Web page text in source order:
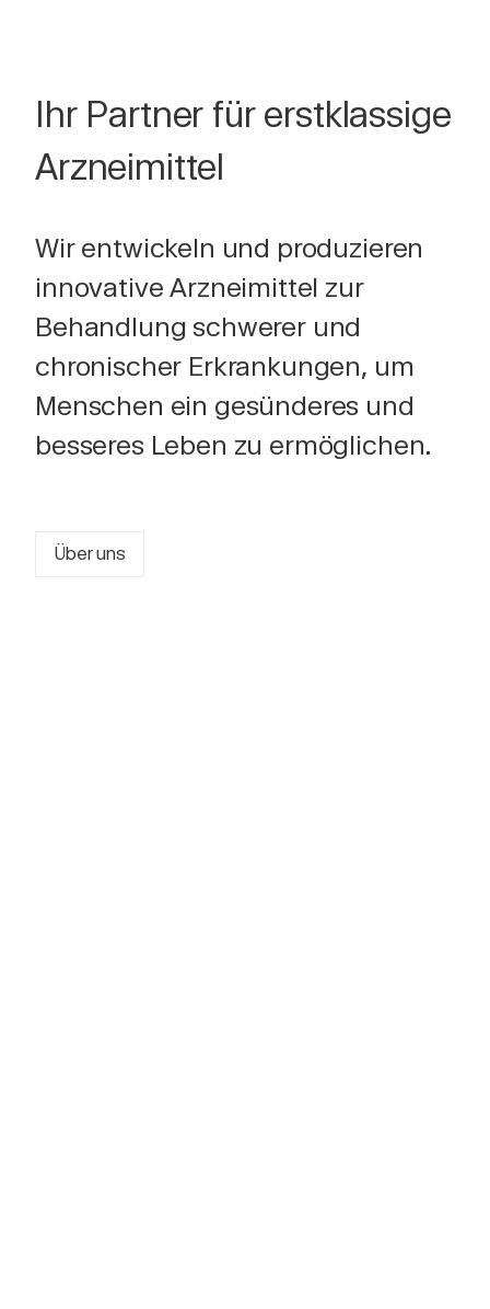
Ihr Partner für erstklassige
Arzneimittel
Wir entwickeln und produzieren
innovative Arzneimittel zur
Behandlung schwerer und
chronischer Erkrankungen, um
Menschen ein gesünderes und
besseres Leben zu ermöglichen.
Über uns